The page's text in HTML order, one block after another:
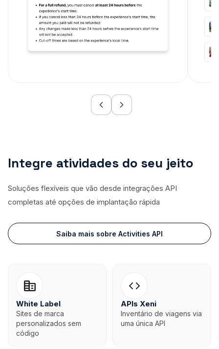
Integre atividades do seu jeito
Soluções flexíveis que vão desde integrações API
completas até opções de implantação rápida
Saiba mais sobre Activities API
White Label
Sites de marca
personalizados sem
código
APIs Xeni
Inventário de viagens via
uma única API